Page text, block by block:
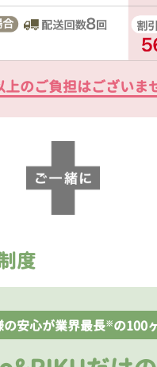
のご負担はございま
度
安心が業界最長※の100